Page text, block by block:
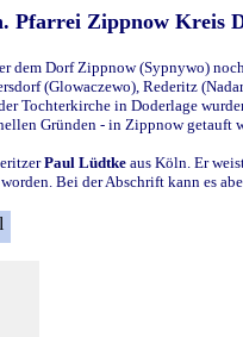
Pfarrei Zippnow Kreis
dem Dorf Zippnow (Sypnywo)
(Glowaczewo), Rederitz
Tochterkirche in Doderlage
Gründen - in Zippnow getauft
Paul Lüdtke aus Köln. Er
Bei der Abschrift kann es